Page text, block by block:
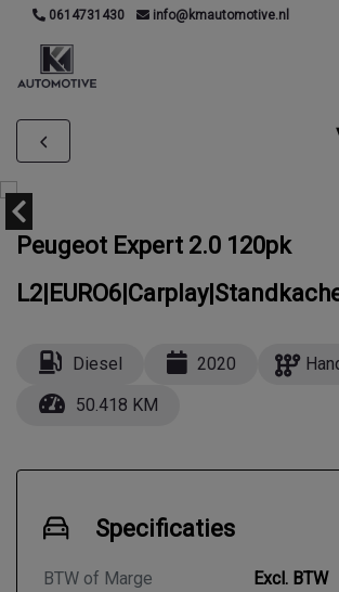
0614731430 info@kmautomotive.nl
Peugeot Expert 2.0 120pk
Diesel 2020
50.418 KM
Specificaties
BTW of Marge
Excl. BTW